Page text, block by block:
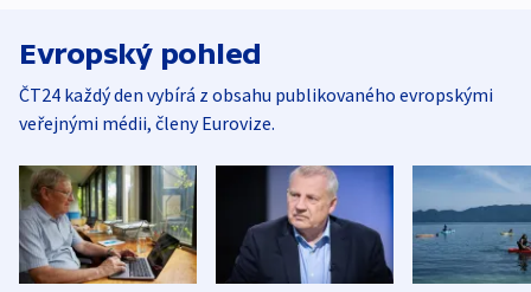
Evropský pohled
ČT24 každý den vybírá z obsahu publikovaného evropskými
veřejnými médii, členy Eurovize.